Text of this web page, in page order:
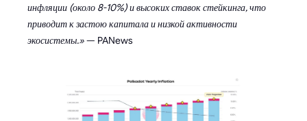
инфляции (около 8-10%) и высоких ставок стейкинга, что
приводит к застою капитала и низкой активности
экосистемы.»— PANews